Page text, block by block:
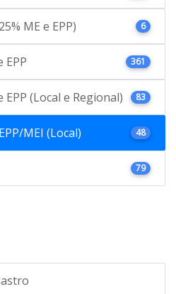
ME e EPP) 6
EPP 361
(Local e Regional) 83
MEI (Local) 48
79